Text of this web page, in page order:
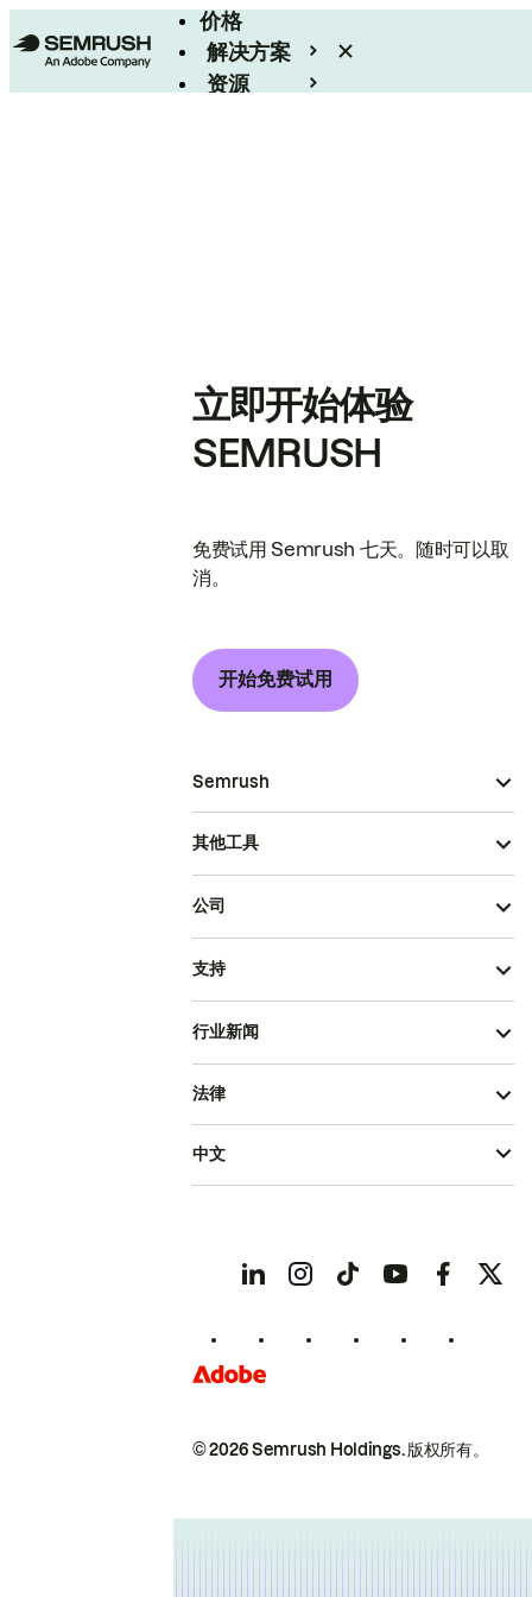
价格
解决方案
资源
立即开始体验
SEMRUSH
免费试用 Semrush 七天。随时可以取
消。
开始免费试用
Semrush
其他工具
公司
支持
行业新闻
© 2026 Semrush Holdings.版权所有。
法律
中文